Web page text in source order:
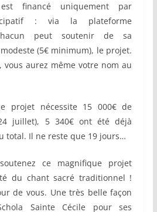
financé uniquement par
: via la plateforme
peut soutenir de sa
(5€ minimum), le projet.
vous aurez même votre nom au
projet nécessite 15 000€ de
juillet), 5 340€ ont été déjà
total. Il ne reste que 19 jours…
ce magnifique projet
du chant sacré traditionnel !
de vous. Une très belle façon
Sainte Cécile pour ses